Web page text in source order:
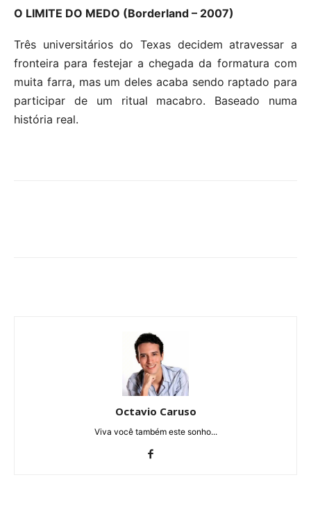
O LIMITE DO MEDO (Borderland – 2007)
Três universitários do Texas decidem atravessar a
fronteira para festejar a chegada da formatura com
muita farra, mas um deles acaba sendo raptado para
participar de um ritual macabro. Baseado numa
história real.
Octavio Caruso
Viva você também este sonho...